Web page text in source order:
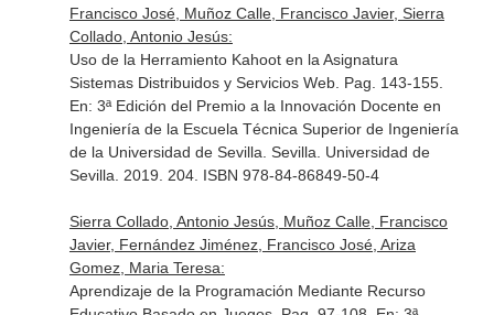
Francisco José, Muñoz Calle, Francisco Javier, Sierra
Collado, Antonio Jesús:
Uso de la Herramiento Kahoot en la Asignatura
Sistemas Distribuidos y Servicios Web. Pag. 143-155.
En: 3ª Edición del Premio a la Innovación Docente en
Ingeniería de la Escuela Técnica Superior de Ingeniería
de la Universidad de Sevilla . Sevilla. Universidad de
Sevilla. 2019. 204. ISBN 978-84-86849-50-4
Sierra Collado, Antonio Jesús, Muñoz Calle, Francisco
Javier, Fernández Jiménez, Francisco José, Ariza
Gomez, Maria Teresa:
Aprendizaje de la Programación Mediante Recurso